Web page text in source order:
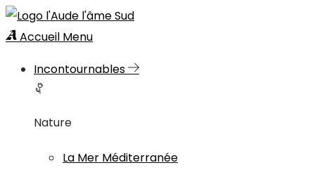
Accueil Menu
Incontournables
Nature
La Mer Méditerranée